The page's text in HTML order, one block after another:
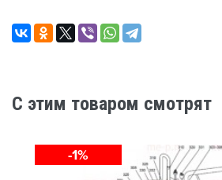
C этим товаром смотрят
-1%